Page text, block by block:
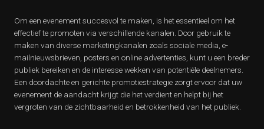
Om een evenement succesvol te maken, is het essentieel om het
effectief te promoten via verschillende kanalen. Door gebruik te
maken van diverse marketingkanalen zoals sociale media, e-
mailnieuwsbrieven, posters en online advertenties, kunt u een breder
publiek bereiken en de interesse wekken van potentiële deelnemers.
Een doordachte en gerichte promotiestrategie zorgt ervoor dat uw
evenement de aandacht krijgt die het verdient en helpt bij het
vergroten van de zichtbaarheid en betrokkenheid van het publiek.